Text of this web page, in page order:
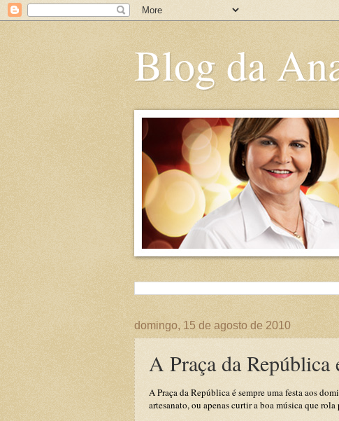
Blog da
domingo, 15 de agosto de 2010
A Praça da República
A Praça da República é sempre uma festa aos
artesanato, ou apenas curtir a boa música que rola